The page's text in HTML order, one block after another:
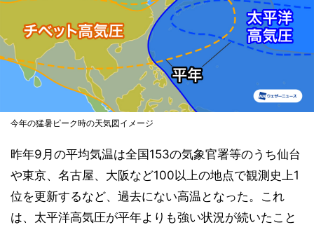
今年の猛暑ピーク時の天気図イメージ
昨年9月の平均気温は全国153の気象官署等のうち仙台
や東京、名古屋、大阪など100以上の地点で観測史上1
位を更新するなど、過去にない高温となった。これ
は、太平洋高気圧が平年よりも強い状況が続いたこと